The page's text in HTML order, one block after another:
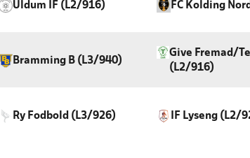
Uldum IF (L2/916) FC Kolding
Bramming B (L3/940)
Give Fremad/
(L2/916)
Ry Fodbold (L3/926) IF Lyseng (L2/